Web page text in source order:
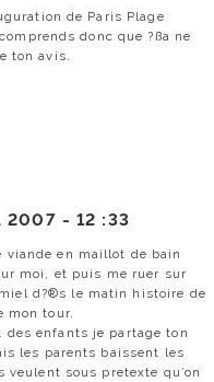
de Paris Plage
donc que ?ßa ne
ton avis.
2007 -12 :33
viande en maillot de bain
moi, et puis me ruer sur
d?®s le matin histoire de
mon tour.
des enfants je partage ton
les parents baissent les
sous pretexte qu’on